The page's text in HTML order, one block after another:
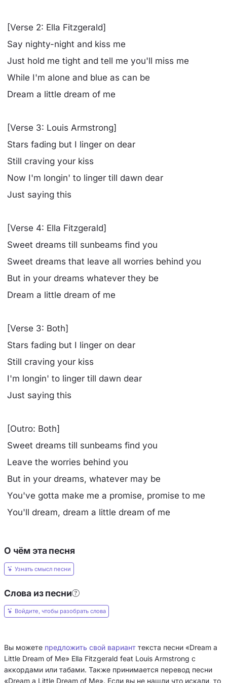
[Verse 2: Ella Fitzgerald]
Say nighty-night and kiss me
Just hold me tight and tell me you'll miss me
While I'm alone and blue as can be
Dream a little dream of me
[Verse 3: Louis Armstrong]
Stars fading but I linger on dear
Still craving your kiss
Now I'm longin' to linger till dawn dear
Just saying this
[Verse 4: Ella Fitzgerald]
Sweet dreams till sunbeams find you
Sweet dreams that leave all worries behind you
But in your dreams whatever they be
Dream a little dream of me
[Verse 3: Both]
Stars fading but I linger on dear
Still craving your kiss
I'm longin' to linger till dawn dear
Just saying this
[Outro: Both]
Sweet dreams till sunbeams find you
Leave the worries behind you
But in your dreams, whatever may be
You've gotta make me a promise, promise to me
You'll dream, dream a little dream of me
О чём эта песня
Узнать смысл песни
Слова из песни
Войдите, чтобы разобрать слова
Вы можете предложить свой вариант текста песни «Dream a
Little Dream of Me» Ella Fitzgerald feat Louis Armstrong с
аккордами или табами. Также принимается перевод песни
«Dream a Little Dream of Me». Если вы не нашли что искали, то